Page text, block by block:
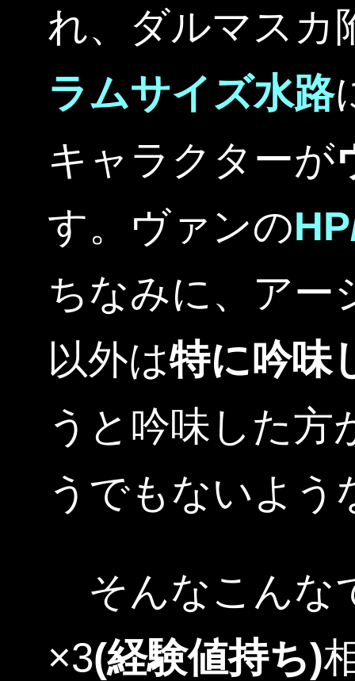
れ、ダルマスカ
ラムサイズ水路
キャラクターが
す。ヴァンの
ちなみに、アー
以外は特に吟味
うと吟味した方
うでもないよ
そんなこんな
×3(経験値持ち)